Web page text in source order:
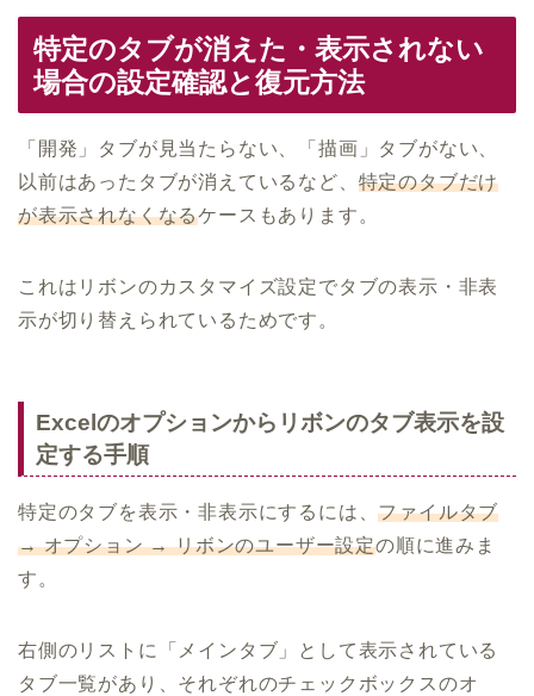
特定のタブが消えた・表示されない
場合の設定確認と復元方法
「開発」タブが見当たらない、「描画」タブがない、
以前はあったタブが消えているなど、 特定のタブだけ
が表示されなくなるケースもあります。
これはリボンのカスタマイズ設定でタブの表示・非表
示が切り替えられているためです。
Excelのオプションからリボンのタブ表示を設
定する手順
特定のタブを表示・非表示にするには、ファイルタブ
→ オプション → リボンのユーザー設定の順に進みま
す。
右側のリストに「メインタブ」として表示されている
タブ一覧があり、それぞれのチェックボックスのオ